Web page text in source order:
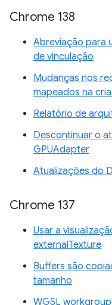
Chrome 138
Abreviação para
de vinculação
Mudanças nos
mapeados na
Relatório de
Descontinuar o
GPUAdapter
Atualizações do
Chrome 137
Usar a
externalTexture
Buffers são
tamanho
WGSL